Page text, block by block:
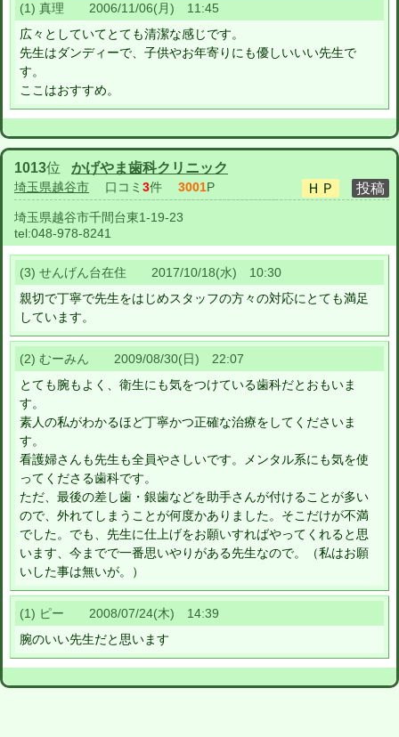
(1) 真理 2006/11/06(月) 11:45
広々としていてとても清潔な感じです。
先生はダンディーで、子供やお年寄りにも優しいいい先生で
す。
ここはおすすめ。
1013位 かげやま歯科クリニック
埼玉県越谷市 口コミ 3件 3001P
埼玉県越谷市千間台東1-19-23
tel:048-978-8241
(3) せんげん台在住 2017/10/18(水) 10:30
親切で丁寧で先生をはじめスタッフの方々の対応にとても満足
しています。
(2) むーみん 2009/08/30(日) 22:07
とても腕もよく、衛生にも気をつけている歯科だとおもいま
す。
素人の私がわかるほど丁寧かつ正確な治療をしてくださいま
す。
看護婦さんも先生も全員やさしいです。メンタル系にも気を使
ってくださる歯科です。
ただ、最後の差し歯・銀歯などを助手さんが付けることが多い
ので、外れてしまうことが何度かありました。そこだけが不満
でした。でも、先生に仕上げをお願いすればやってくれると思
います、今までで一番思いやりがある先生なので。（私はお願
いした事は無いが。）
(1) ピー 2008/07/24(木) 14:39
腕のいい先生だと思います